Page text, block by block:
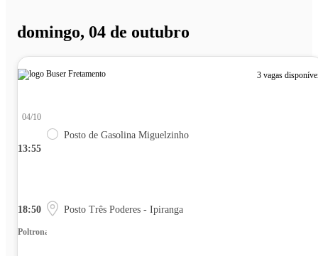
domingo, 04 de outubro
3 vagas
13:55
04/10
Posto de Gasolina Miguelzinho
18:50 Posto Três Poderes - Ipiranga
Poltrona